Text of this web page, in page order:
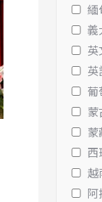
緬
義
英
英
葡
蒙
蒙
西
越
阿